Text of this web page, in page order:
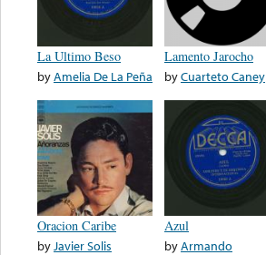
La Ultimo Beso
byAmelia De La Peña
Lamento Jarocho
byCuarteto Caney
Oracion Caribe
byJavier Solis
Azul
byArmando